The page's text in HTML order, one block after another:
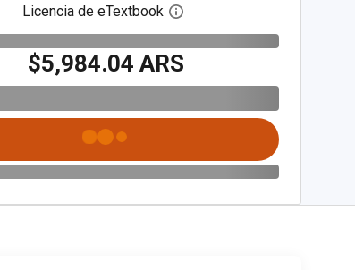
Licencia de eTextbook Abre el cuadro de diálogo
$5,984.04 ARS